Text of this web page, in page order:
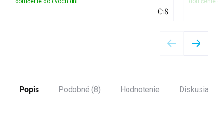
€18
Popis Podobné (8) Hodnotenie Diskusia